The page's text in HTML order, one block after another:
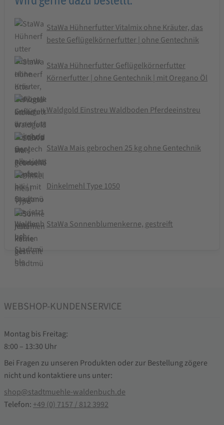
StaWa Hühnerfutter Vitalmix ohne Kräuter, das
beste Geflügelkörnerfutter | ohne Gentechnik
StaWa Hühnerfutter Geflügelkörnerfutter
Körnerfutter | ohne Gentechnik | mit Oregano Öl
Waldgold Einstreu Waldboden Pferdeeinstreu
StaWa Mais gebrochen 25 kg ohne Gentechnik
Dinkelmehl Type 1050
StaWa Sonnenblumenkerne, gestreift
WEBSHOP-KUNDENSERVICE
Montag bis Freitag:
8:00 – 13:30 Uhr
Bei Fragen zu unseren Produkten oder zur Bestellung zögere
nicht und kontaktiere uns unter:
shop@stadtmuehle-waldenbuch.de
Telefon: +49 (0) 7157 / 812 3992